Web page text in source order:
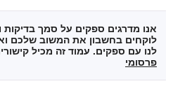
אנו מדרגים ספקים על סמך בדיקות
לוקחים בחשבון את המשוב שלכם
לנו עם ספקים. עמוד זה מכיל
פרסומי